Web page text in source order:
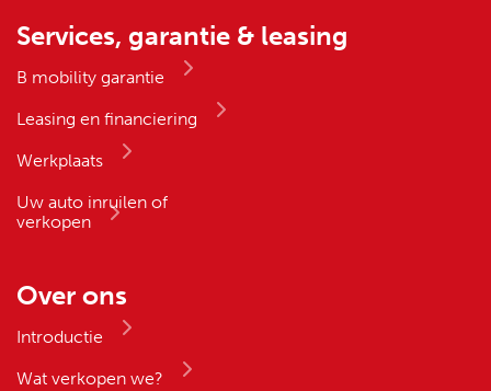
Services, garantie & leasing
B mobility garantie
Leasing en financiering
Werkplaats
Uw auto inruilen of
verkopen
Over ons
Introductie
Wat verkopen we?